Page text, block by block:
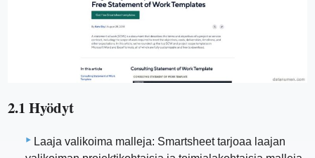
2.1 Hyödyt
Laaja valikoima malleja: Smartsheet tarjoaa laajan